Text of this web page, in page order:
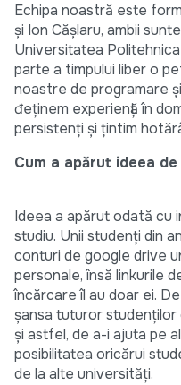
Echipa noastră este
și Ion Cășlaru, ambii
Universitatea
parte a timpului liber o
noastre de programare
đeținem experiență în
persistenți și țintim
Cum a apărut ideea
Ideea a apărut odată cu
studiu. Unii studenți din
conturi de google drive
personale, însă linkurile
încărcare îl au doar ei.
șansa tuturor studenților
și astfel, de a-i ajuta pe
posibilitatea oricărui
de la alte universități.